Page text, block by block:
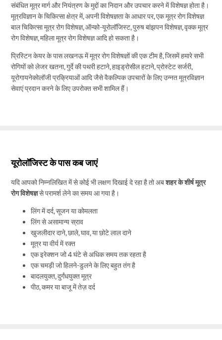
संबंधित मूत्र मार्ग और नियंत्रण के मुद्दों का निदान और उपचार करने में विशेषज्ञ होता है।
मूत्रविज्ञान के चिकित्सा क्षेत्र में, अपनी विशेषज्ञता के आधार पर, एक मूत्र रोग विशेषज्ञ
बाल चिकित्सा मूत्र रोग विशेषज्ञ, ऑन्को-यूरोलॉजिस्ट, पुरुष बांझपन विशेषज्ञ, वृक्क मूत्र
रोग विशेषज्ञ, महिला मूत्र रोग विशेषज्ञ आदि हो सकता है।
प्रिस्टिन केयर के पास लखनऊ में मूत्र रोग विशेषज्ञों की एक टीम है, जिसमें हमारे सभी
रोगियों को लेजर खतना, गुर्दे की पथरी हटाने, हाइड्रोसील हटाने, प्रोस्टेट सर्जरी,
यूरोगायनेकोलॉजी प्रक्रियाओं आदि जैसे वैकल्पिक उपचारों के लिए उन्नत मूत्रविज्ञान
सेवाएं प्रदान करने के लिए उपरोक्त सभी शामिल हैं।
यूरोलॉजिस्ट के पास कब जाएं
यदि आपको निम्नलिखित में से कोई भी लक्षण दिखाई दे रहा है तो अबशहर के शीर्ष मूत्र
रोग विशेषज्ञसे परामर्श लेने का समय आ गया है।
लिंग में दर्द, सूजन या कोमलता
लिंग से असामान्य स्राव
खुजलीदार दाने, छाले, घाव, या छोटे लाल दाने
मूत्र या वीर्य में रक्त
एक इरेक्शन जो 4 घंटे से अधिक समय तक रहता है
एक चमड़ी जो हिलने-डुलने के लिए बहुत तंग है
बादलयुक्त, दुर्गंधयुक्त मूत्र
पीठ, कमर या बाजू में तेज़ दर्द